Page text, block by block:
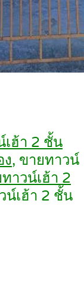
เฮ้า 2 ชั้น
, ขายทาวน์
าวน์เฮ้า 2
น์เฮ้า 2 ชั้น